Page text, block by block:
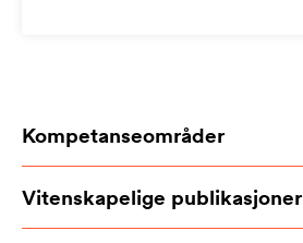
Kompetanseområder
Vitenskapelige publikasjoner